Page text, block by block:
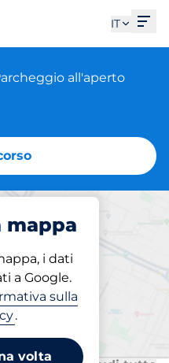
IT
all'aperto
mappa
i dati
a Google.
sulla
.
volta
Abbonamenti
in loco